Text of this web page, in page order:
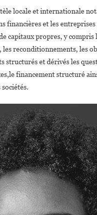
locale et internationale
financières et les entreprises
capitaux propres, y compris
reconditionnements, les
structurés et dérivés les
financement structuré